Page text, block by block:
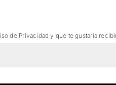
de Privacidad y que te gustaría